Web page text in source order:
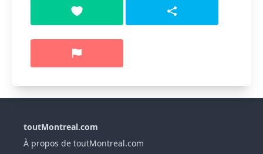
toutMontreal.com
À propos de toutMontreal.com